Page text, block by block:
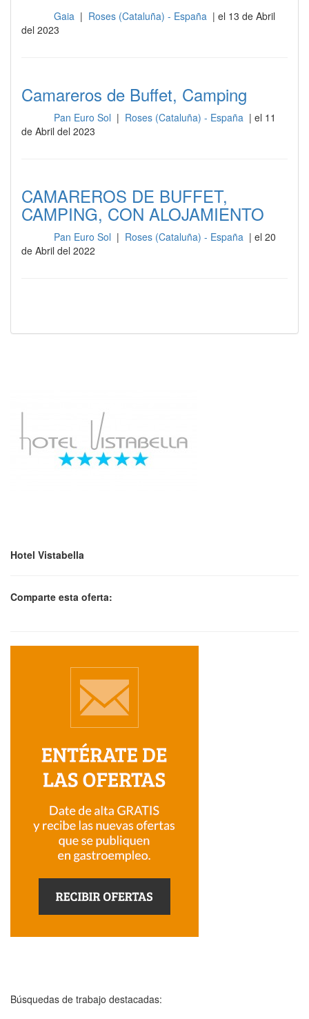
Gaia | Roses (Cataluña) - España | el 13 de Abril
del 2023
Camareros de Buffet, Camping
Pan Euro Sol | Roses (Cataluña) - España | el 11
de Abril del 2023
CAMAREROS DE BUFFET,
CAMPING, CON ALOJAMIENTO
Pan Euro Sol | Roses (Cataluña) - España | el 20
de Abril del 2022
Hotel Vistabella
Comparte esta oferta:
Búsquedas de trabajo destacadas: